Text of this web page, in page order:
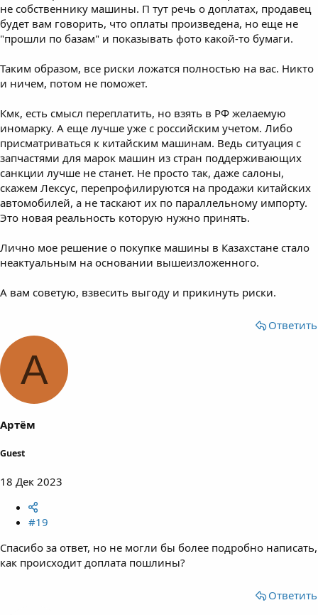
не собственнику машины. П тут речь о доплатах, продавец
будет вам говорить, что оплаты произведена, но еще не
"прошли по базам" и показывать фото какой-то бумаги.
Таким образом, все риски ложатся полностью на вас. Никто
и ничем, потом не поможет.
Кмк, есть смысл переплатить, но взять в РФ желаемую
иномарку. А еще лучше уже с российским учетом. Либо
присматриваться к китайским машинам. Ведь ситуация с
запчастями для марок машин из стран поддерживающих
санкции лучше не станет. Не просто так, даже салоны,
скажем Лексус, перепрофилируются на продажи китайских
автомобилей, а не таскают их по параллельному импорту.
Это новая реальность которую нужно принять.
Лично мое решение о покупке машины в Казахстане стало
неактуальным на основании вышеизложенного.
А вам советую, взвесить выгоду и прикинуть риски.
Ответить
А
Артём
Guest
18 Дек 2023
#19
Спасибо за ответ, но не могли бы более подробно написать,
как происходит доплата пошлины?
Ответить